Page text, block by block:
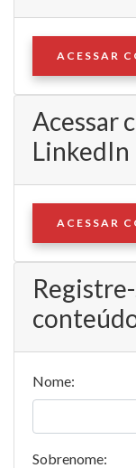
ACESSAR
Acessar
LinkedIn
ACESSAR
Nome:
Sobrenome: